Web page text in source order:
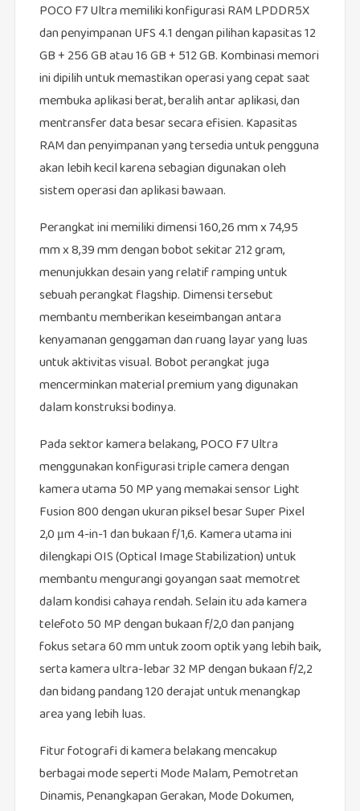
POCO F7 Ultra memiliki konfigurasi RAM LPDDR5X
dan penyimpanan UFS 4.1 dengan pilihan kapasitas 12
GB + 256 GB atau 16 GB + 512 GB. Kombinasi memori
ini dipilih untuk memastikan operasi yang cepat saat
membuka aplikasi berat, beralih antar aplikasi, dan
mentransfer data besar secara efisien. Kapasitas
RAM dan penyimpanan yang tersedia untuk pengguna
akan lebih kecil karena sebagian digunakan oleh
sistem operasi dan aplikasi bawaan.
Perangkat ini memiliki dimensi 160,26 mm x 74,95
mm x 8,39 mm dengan bobot sekitar 212 gram,
menunjukkan desain yang relatif ramping untuk
sebuah perangkat flagship. Dimensi tersebut
membantu memberikan keseimbangan antara
kenyamanan genggaman dan ruang layar yang luas
untuk aktivitas visual. Bobot perangkat juga
mencerminkan material premium yang digunakan
dalam konstruksi bodinya.
Pada sektor kamera belakang, POCO F7 Ultra
menggunakan konfigurasi triple camera dengan
kamera utama 50 MP yang memakai sensor Light
Fusion 800 dengan ukuran piksel besar Super Pixel
2,0 μm 4-in-1 dan bukaan f/1,6. Kamera utama ini
dilengkapi OIS (Optical Image Stabilization) untuk
membantu mengurangi goyangan saat memotret
dalam kondisi cahaya rendah. Selain itu ada kamera
telefoto 50 MP dengan bukaan f/2,0 dan panjang
fokus setara 60 mm untuk zoom optik yang lebih baik,
serta kamera ultra-lebar 32 MP dengan bukaan f/2,2
dan bidang pandang 120 derajat untuk menangkap
area yang lebih luas.
Fitur fotografi di kamera belakang mencakup
berbagai mode seperti Mode Malam, Pemotretan
Dinamis, Penangkapan Gerakan, Mode Dokumen,